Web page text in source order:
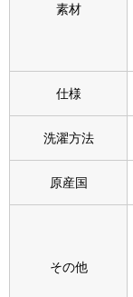
素材
仕様
洗濯方法
原産国
その他